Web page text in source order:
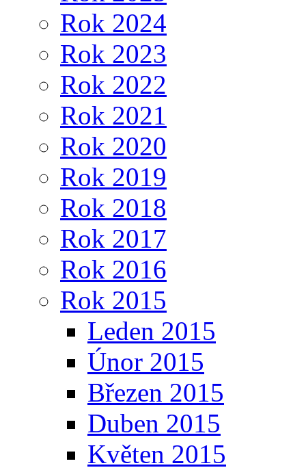
Rok 2024
Rok 2023
Rok 2022
Rok 2021
Rok 2020
Rok 2019
Rok 2018
Rok 2017
Rok 2016
Rok 2015
Leden 2015
Únor 2015
Březen 2015
Duben 2015
Květen 2015